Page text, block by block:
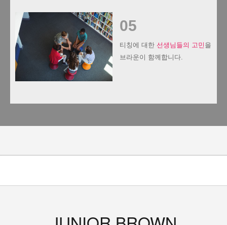
05
티칭에 대한 선생님들의 고민 을
브라운이 함께합니다.